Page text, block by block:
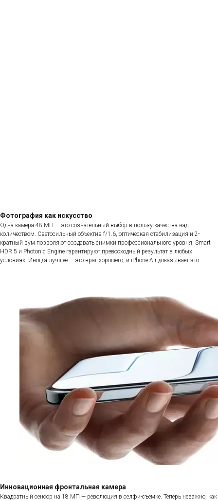
Фотография как искусство
Одна камера 48 МП — это сознательный выбор в пользу качества над
количеством. Светосильный объектив f/1.6, оптическая стабилизация и 2-
кратный зум позволяют создавать снимки профессионального уровня. Smart
HDR 5 и Photonic Engine гарантируют превосходный результат в любых
условиях. Иногда лучшее — это враг хорошего, и iPhone Air доказывает это.
Инновационная фронтальная камера
Квадратный сенсор на 18 МП — революция в селфи-съемке. Теперь неважно, как